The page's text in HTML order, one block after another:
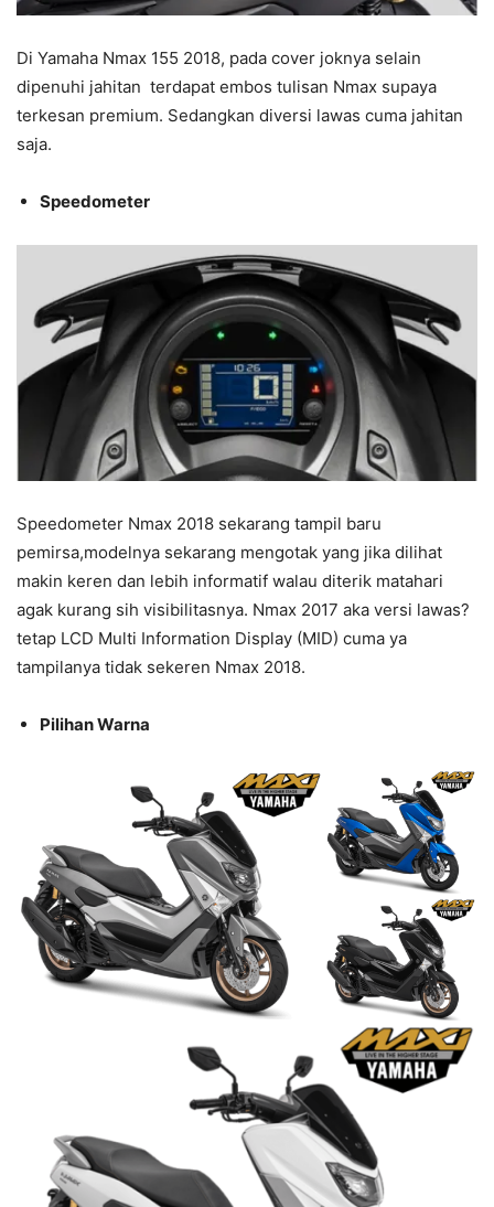
Di Yamaha Nmax 155 2018, pada cover joknya selain
dipenuhi jahitan terdapat embos tulisan Nmax supaya
terkesan premium. Sedangkan diversi lawas cuma jahitan
saja.
Speedometer
Speedometer Nmax 2018 sekarang tampil baru
pemirsa,modelnya sekarang mengotak yang jika dilihat
makin keren dan lebih informatif walau diterik matahari
agak kurang sih visibilitasnya. Nmax 2017 aka versi lawas?
tetap LCD Multi Information Display (MID) cuma ya
tampilanya tidak sekeren Nmax 2018.
Pilihan Warna